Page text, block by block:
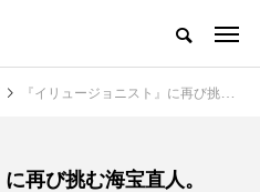
『イリュージョニスト』に再び挑む海宝直人。「“表現”は永遠に完成するものではない」
再び挑む海宝直人。